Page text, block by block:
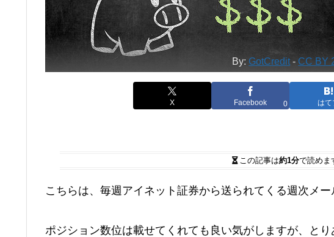
By: GotCredit-CC BY
X Facebook 0 はて
この記事は約1分で読めま
こちらは、毎週アイネット証券から送られてくる週次メー
ポジション数位は載せてくれても良い気がしますが、とり